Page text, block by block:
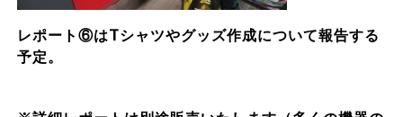
レポート⑥はTシャツやグッズ作成について報告する
予定。